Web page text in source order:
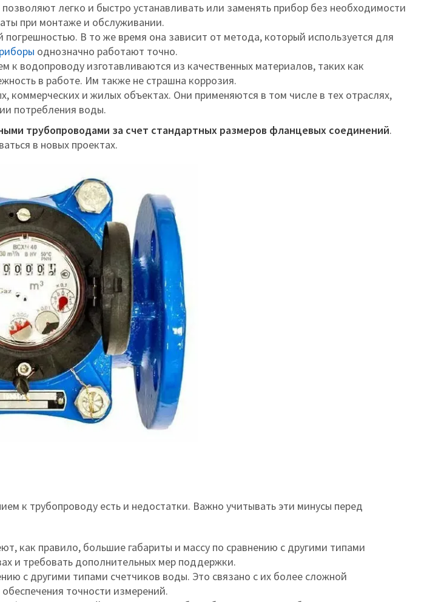
легко и быстро устанавливать или заменять прибор без необходимости
при монтаже и обслуживании.
В то же время она зависит от метода, который используется для
однозначно работают точно.
к водопроводу изготавливаются из качественных материалов, таких как
в работе. Им также не страшна коррозия.
и жилых объектах. Они применяются в том числе в тех отраслях,
потребления воды.
трубопроводами за счет стандартных размеров фланцевых соединений.
в новых проектах.
к трубопроводу есть и недостатки. Важно учитывать эти минусы перед
как правило, большие габариты и массу по сравнению с другими типами
и требовать дополнительных мер поддержки.
с другими типами счетчиков воды. Это связано с их более сложной
точности измерений.